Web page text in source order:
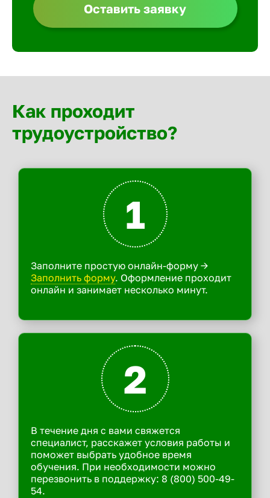
Оставить заявку
Как проходит
трудоустройство?
1
Заполните простую онлайн-форму ->
Заполнить форму. Оформление проходит
онлайн и занимает несколько минут.
2
В течение дня с вами свяжется
специалист, расскажет условия работы и
поможет выбрать удобное время
обучения. При необходимости можно
перезвонить в поддержку: 8 (800) 500-49-
54.